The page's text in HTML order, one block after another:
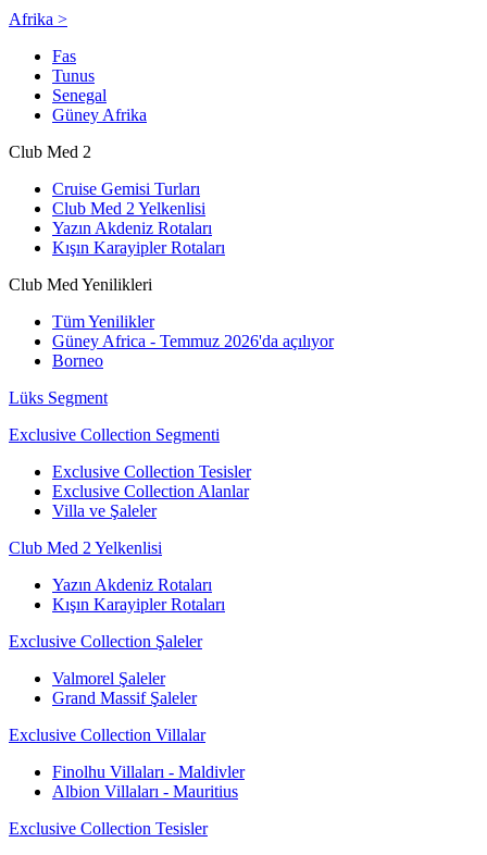
Afrika >
Fas
Tunus
Senegal
Güney Afrika
Club Med 2
Cruise Gemisi Turları
Club Med 2 Yelkenlisi
Yazın Akdeniz Rotaları
Kışın Karayipler Rotaları
Club Med Yenilikleri
Tüm Yenilikler
Güney Africa - Temmuz 2026'da açılıyor
Borneo
Lüks Segment
Exclusive Collection Segmenti
Exclusive Collection Tesisler
Exclusive Collection Alanlar
Villa ve Şaleler
Club Med 2 Yelkenlisi
Yazın Akdeniz Rotaları
Kışın Karayipler Rotaları
Exclusive Collection Şaleler
Valmorel Şaleler
Grand Massif Şaleler
Exclusive Collection Villalar
Finolhu Villaları - Maldivler
Albion Villaları - Mauritius
Exclusive Collection Tesisler